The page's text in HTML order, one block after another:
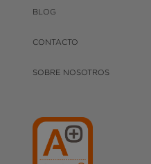
BLOG
CONTACTO
SOBRE NOSOTROS